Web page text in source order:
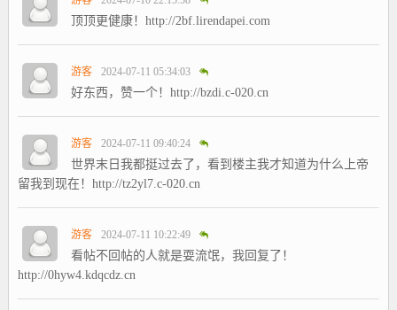
顶顶更健康！http://2bf.lirendapei.com
游客 2024-07-11 05:34:03
好东西，赞一个！http://bzdi.c-020.cn
游客 2024-07-11 09:40:24
世界末日我都挺过去了，看到楼主我才知道为什么上帝
留我到现在！http://tz2yl7.c-020.cn
游客 2024-07-11 10:22:49
看帖不回帖的人就是耍流氓，我回复了！
http://0hyw4.kdqcdz.cn